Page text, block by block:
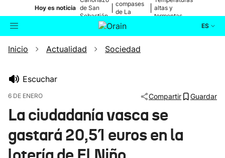
Hoy es noticia de San
Sebastián
compases
de La
altas y
tormentas
ES
Buscador Actualidad
Ikusmiran
Inicio Actualidad Sociedad
Escuchar
6 DE ENERO Compartir Guardar
La ciudadanía vasca se
gastará 20,51 euros en la